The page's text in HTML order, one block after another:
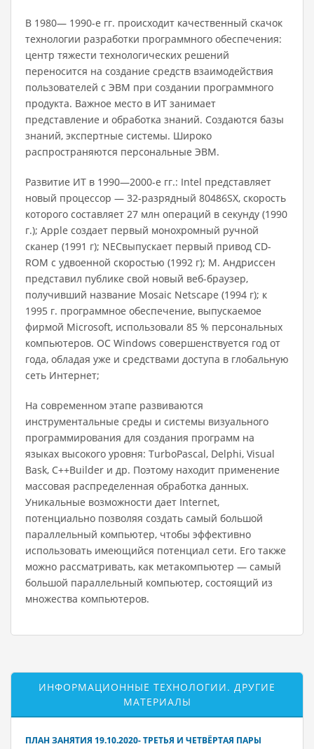
В 1980— 1990-е гг. происходит качественный скачок
технологии разработки программного обеспечения:
центр тяжести технологических решений
переносится на создание средств взаимодействия
пользователей с ЭВМ при создании программного
продукта. Важное место в ИТ занимает
представление и обработка знаний. Создаются базы
знаний, экспертные системы. Широко
распространяются персональные ЭВМ.
Развитие ИТ в 1990—2000-е гг.: Intel представляет
новый процессор — 32-разрядный 80486SX, скорость
которого составляет 27 млн операций в секунду (1990
г.); Apple создает первый монохромный ручной
сканер (1991 г); NECвыпускает первый привод CD-
ROM с удвоенной скоростью (1992 г); М. Андриссен
представил публике свой но­вый веб-браузер,
получивший название Mosaic Netscape (1994 г); к
1995 г. программное обеспечение, выпускаемое
фирмой Microsoft, использовали 85 % персональных
компьютеров. ОС Windows совершенствуется год от
года, обладая уже и средствами дос­тупа в глобальную
сеть Интернет;
На современном этапе развиваются
инструментальные среды и системы визуального
программирования для создания программ на
языках высокого уровня: TurboPascal, Delphi, Visual
Bask, С++Builder и др. Поэтому находит применение
массовая распределенная обра­ботка данных.
Уникальные возможности дает Internet,
потенциально позволяя создать самый большой
параллельный компьютер, чтобы эффективно
использовать имеющийся потенциал сети. Его также
можно рассматривать, как метакомпьютер — са­мый
большой параллельный компьютер, состоящий из
множества компьютеров.
ИНФОРМАЦИОННЫЕ ТЕХНОЛОГИИ. ДРУГИЕ
МАТЕРИАЛЫ
ПЛАН ЗАНЯТИЯ 19.10.2020- ТРЕТЬЯ И ЧЕТВЁРТАЯ ПАРЫ